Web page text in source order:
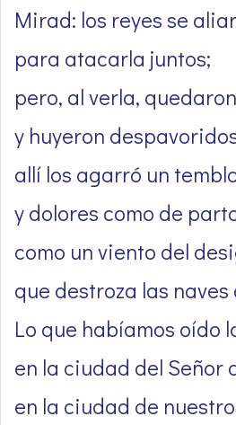
Mirad: los reyes se
para atacarla juntos;
pero, al verla,
y huyeron
allí los agarró un
y dolores como de
como un viento del
que destroza las naves
Lo que habíamos oído
en la ciudad del Señor
en la ciudad de